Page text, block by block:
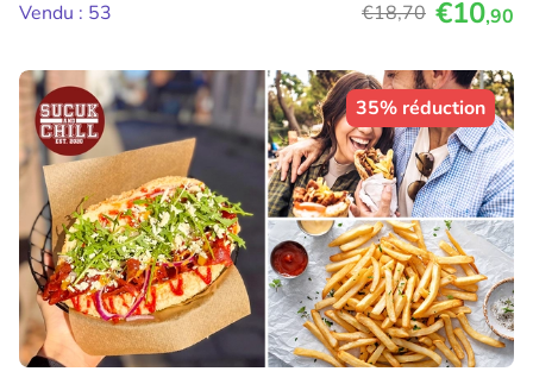
Vendu : 53
€18,70 €10,90
35% réduction